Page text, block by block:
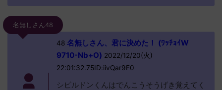
名無しさん48
48名無しさん、君に決めた！ (ﾜｯﾁｮｲW
9710-Nb+O) 2022/12/20(火)
22:01:32.75ID:iivQar9F0
シビルドンくんはでんこうそうげき覚えてく